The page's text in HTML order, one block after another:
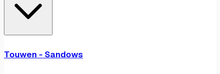
Touwen - Sandows